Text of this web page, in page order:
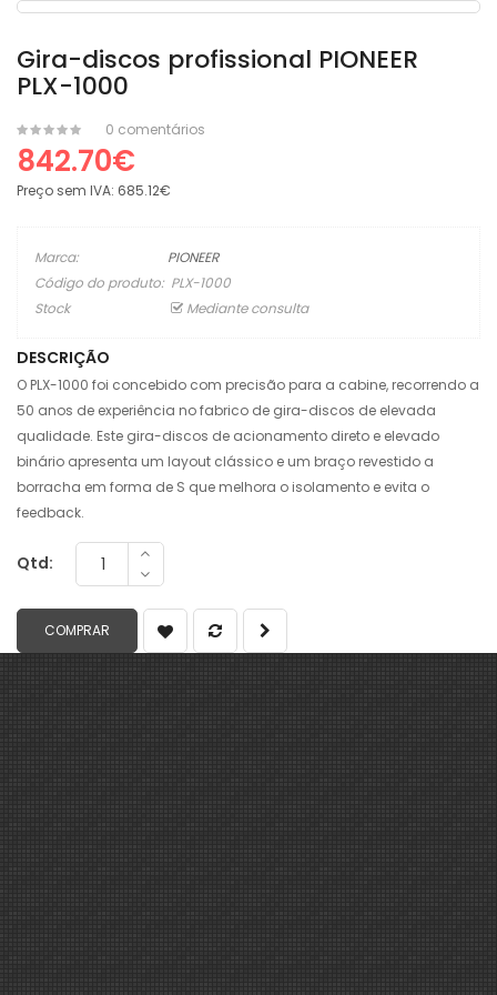
Gira-discos profissional PIONEER
PLX-1000
0 comentários
842.70€
Preço sem IVA: 685.12€
Marca:
PIONEER
Código do produto: PLX-1000
Stock
Mediante consulta
DESCRIÇÃO
O PLX-1000 foi concebido com precisão para a cabine, recorrendo a
50 anos de experiência no fabrico de gira-discos de elevada
qualidade. Este gira-discos de acionamento direto e elevado
binário apresenta um layout clássico e um braço revestido a
borracha em forma de S que melhora o isolamento e evita o
feedback.
Qtd: